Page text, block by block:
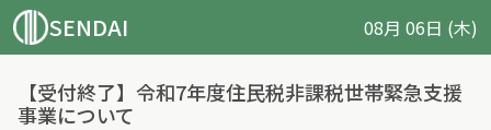
SENDAI 08月 06日 (木)
【受付終了】令和7年度住民税非課税世帯緊急支援
事業について